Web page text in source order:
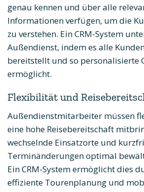
genau kennen und über alle
Informationen verfügen, um die
zu verstehen. Ein CRM-System
Außendienst, indem es alle
bereitstellt und so personalisierte
ermöglicht.
Flexibilität und
Außendienstmitarbeiter müssen
eine hohe Reisebereitschaft
wechselnde Einsatzorte und
Terminänderungen optimal
Ein CRM-System ermöglicht dies
effiziente Tourenplanung und